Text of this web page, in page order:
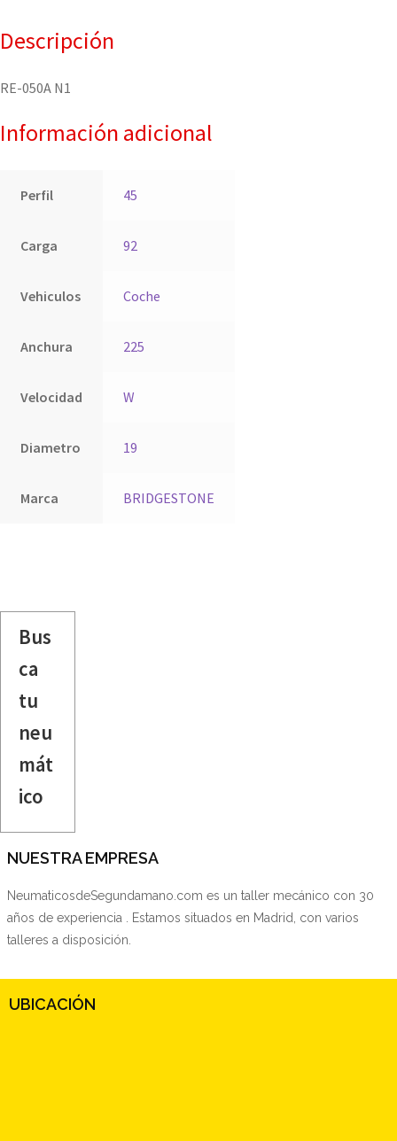
Descripción
RE-050A N1
Información adicional
Perfil 45
Carga 92
Vehiculos Coche
Anchura 225
Velocidad W
Diametro 19
Marca BRIDGESTONE
Bus
ca
tu
neu
mát
ico
NUESTRA EMPRESA
NeumaticosdeSegundamano.com es un taller mecánico con 30
años de experiencia . Estamos situados en Madrid, con varios
talleres a disposición.
UBICACIÓN